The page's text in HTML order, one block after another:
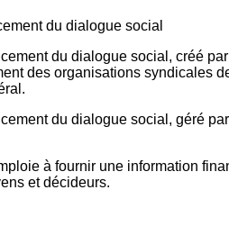
du dialogue social, créé
des organisations syndicales
du dialogue social, géré
à fournir une information
et décideurs.